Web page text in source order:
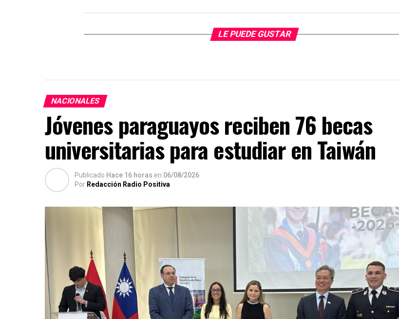
LE PUEDE GUSTAR
NACIONALES
Jóvenes paraguayos reciben 76 becas
universitarias para estudiar en Taiwán
Publicado Hace 16 horas en 06/08/2026
Por Redacción Radio Positiva